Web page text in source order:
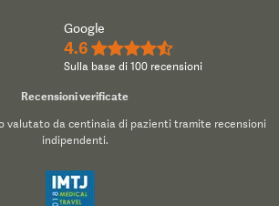
Google
4.6 ★★★★½
Sulla base di 100 recensioni
Recensioni verificate
valutato da centinaia di pazienti tramite recensioni
indipendenti.